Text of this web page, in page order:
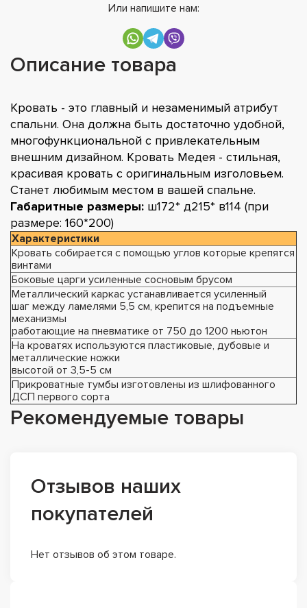
Или напишите нам:
Описание товара
Кровать - это главный и незаменимый атрибут
спальни. Она должна быть достаточно удобной,
многофункциональной с привлекательным
внешним дизайном. Кровать Медея - стильная,
красивая кровать с оригинальным изголовьем.
Станет любимым местом в вашей спальне.
Габаритные размеры: ш172* д215* в114 (при
размере: 160*200)
Характеристики
Кровать собирается с помощью углов которые крепятся
винтами
Боковые царги усиленные сосновым брусом
Металлический каркас устанавливается усиленный
шаг между ламелями 5,5 см, крепится на подъемные
механизмы
работающие на пневматике от 750 до 1200 ньютон
На кроватях используются пластиковые, дубовые и
металлические ножки
высотой от 3,5-5 см
Прикроватные тумбы изготовлены из шлифованного
ДСП первого сорта
Рекомендуемые товары
Отзывов наших
покупателей
Нет отзывов об этом товаре.